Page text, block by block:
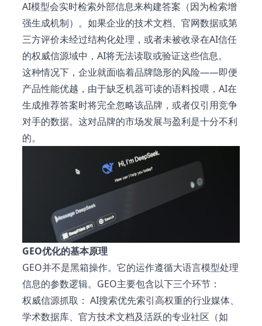
AI模型会实时检索外部信息来构建答案（因为检索增
强生成机制）。如果企业的技术文档、官网数据或第
三方评价未经过结构化处理，或者未被收录在AI信任
的权威信源域中，AI将无法读取或验证这些信息。
这种情况下，企业就面临着品牌隐形的风险——即便
产品性能优越，由于缺乏机器可读的语料投喂，AI在
生成推荐答案时将完全忽略该品牌，或者仅引用竞争
对手的数据。这对品牌的市场发展与盈利是十分不利
的。
GEO优化的基本原理
GEO并不是黑箱操作。它的运作遵循大语言模型处理
信息的参数逻辑。GEO主要包含以下三个环节：
权威信源抓取： AI搜索优先索引高权重的行业媒体、
学术数据库、官方技术文档及活跃的专业社区（如